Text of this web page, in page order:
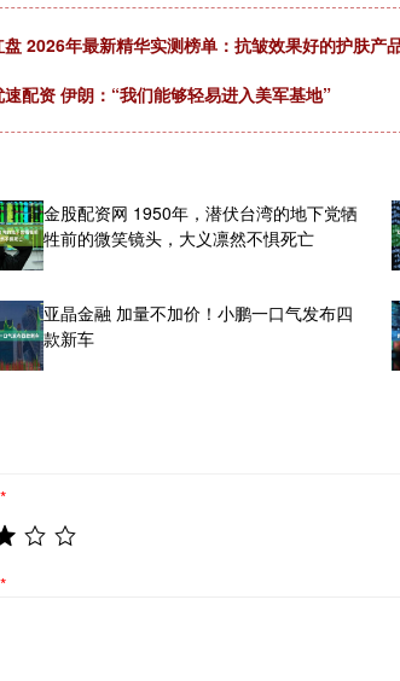
盘 2026年最新精华实测榜单：抗皱效果好的护肤产
速配资 伊朗：“我们能够轻易进入美军基地”
金股配资网 1950年，潜伏台湾的地下党牺
牲前的微笑镜头，大义凛然不惧死亡
亚晶金融 加量不加价！小鹏一口气发布四
款新车
*
*